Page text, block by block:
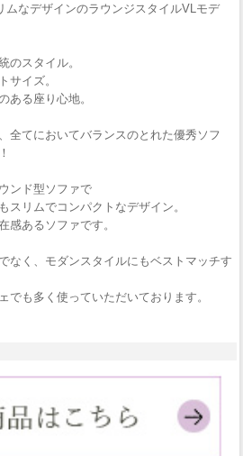
ムなデザインのラウンジスタイルVLモデ
のスタイル。
サイズ。
ある座り心地。
全てにおいてバランスのとれた優秀ソフ
ンド型ソファで
スリムでコンパクトなデザイン。
感あるソファです。
なく、モダンスタイルにもベストマッチす
でも多く使っていただいております。